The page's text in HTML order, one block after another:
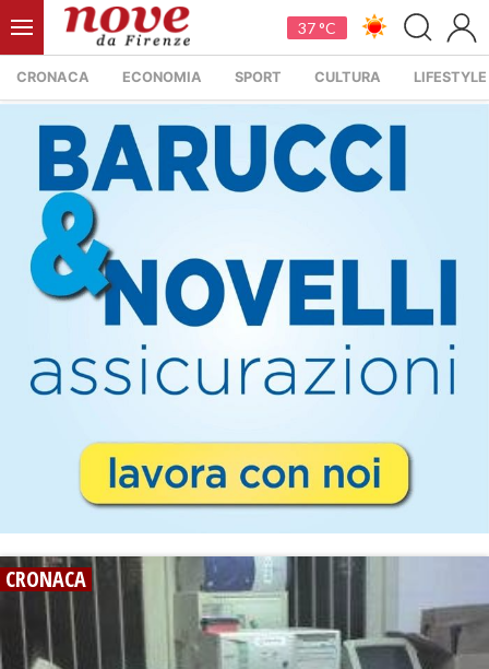
37 °C
CRONACA ECONOMIA SPORT CULTURA LIFESTYLE
CRONACA